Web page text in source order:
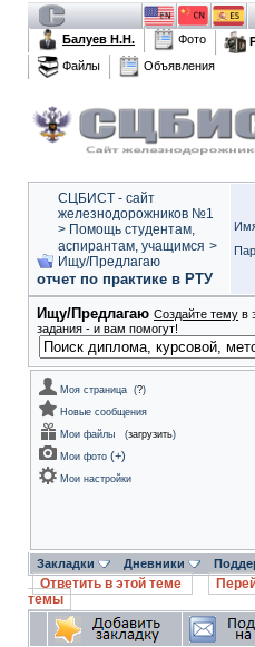
Балуев Н.Н.
Фото
Файлы
Объявления
СЦБИСТ - сайт
железнодорожников №1
> Помощь студентам,
аспирантам, учащимся >
Ищу/Предлагаю
отчет по практике в РТУ
Ищу/Предлагаю Создайте тему в
задания - и вам помогут!
Моя страница (?)
Новые сообщения
Мои файлы
(загрузить)
Мои фото (+)
Мои настройки
Закладки Дневники
Ответить в этой теме
темы